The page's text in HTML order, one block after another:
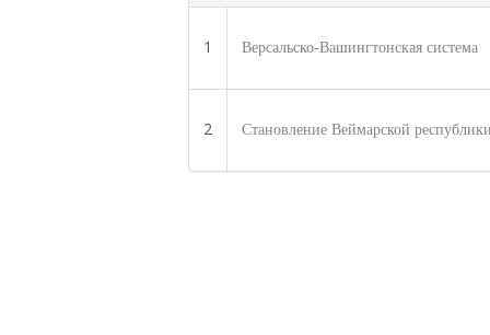
1 Версальско-Вашингтонская система
2 Становление Веймарской